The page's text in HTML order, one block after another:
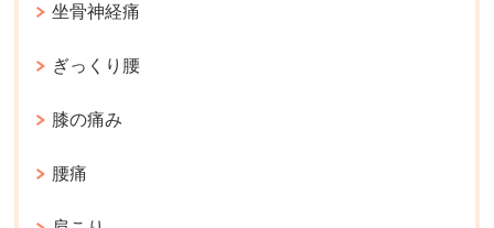
坐骨神経痛
ぎっくり腰
膝の痛み
腰痛